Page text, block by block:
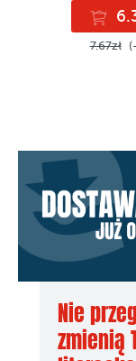
7.67zł
Nie
zmienią